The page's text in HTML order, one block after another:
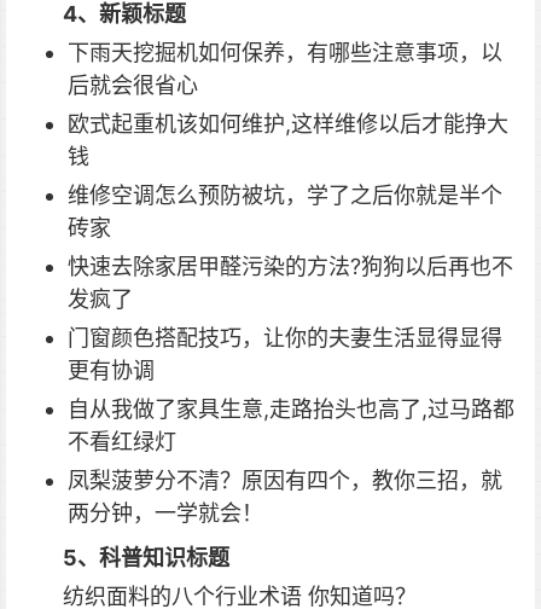
4、新颖标题
下雨天挖掘机如何保养，有哪些注意事项，以
后就会很省心
欧式起重机该如何维护,这样维修以后才能挣大
钱
维修空调怎么预防被坑，学了之后你就是半个
砖家
快速去除家居甲醛污染的方法?狗狗以后再也不
发疯了
门窗颜色搭配技巧，让你的夫妻生活显得显得
更有协调
自从我做了家具生意,走路抬头也高了,过马路都
不看红绿灯
凤梨菠萝分不清？原因有四个，教你三招，就
两分钟，一学就会！
5、科普知识标题
纺织面料的八个行业术语 你知道吗？